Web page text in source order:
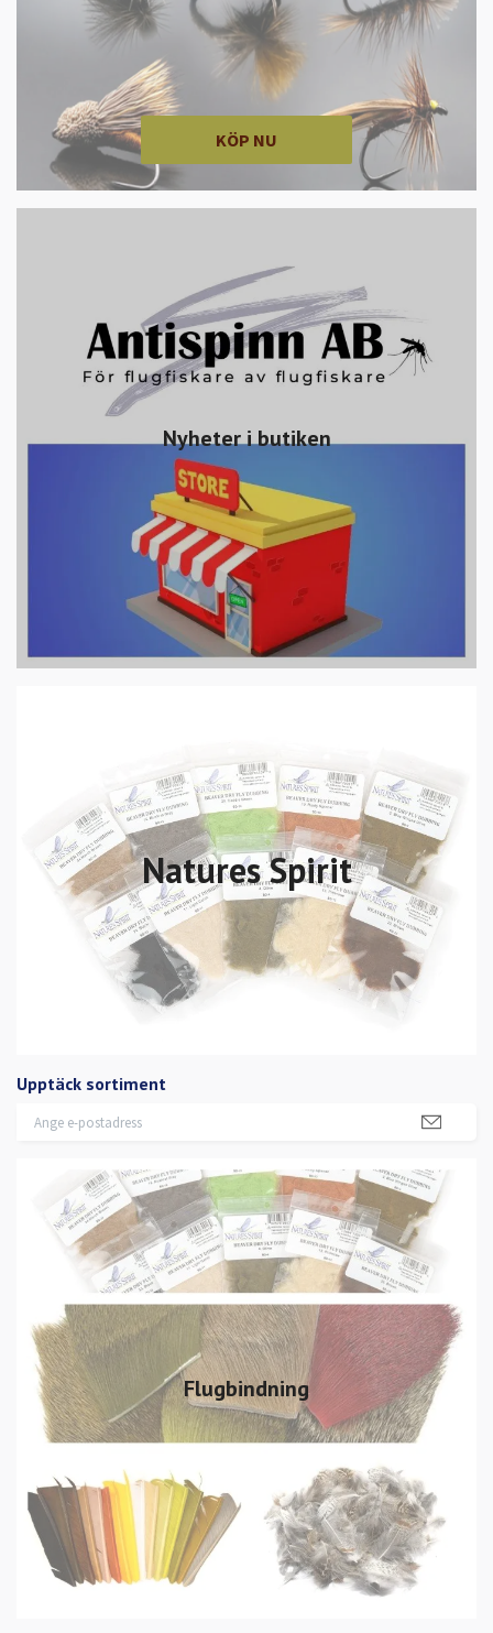
KÖP NU
Nyheter i butiken
Natures Spirit
Upptäck sortiment
Flugbindning